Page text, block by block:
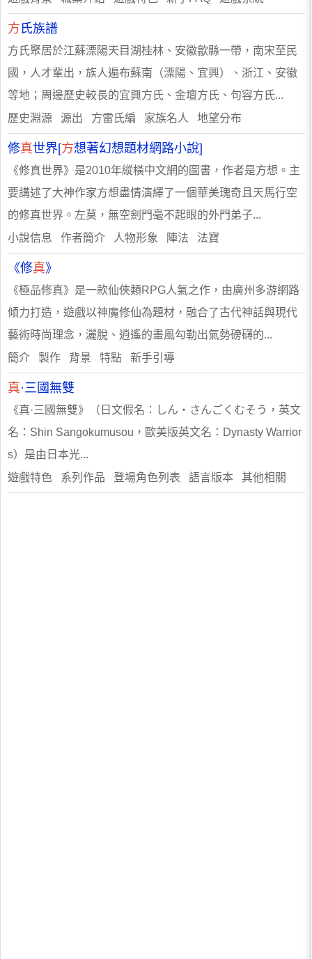
方 氏族譜
方氏聚居於江蘇溧陽天目湖桂林、安徽歙縣一帶，南宋至民
國，人才輩出，族人遍布蘇南（溧陽、宜興）、浙江、安徽
等地；周邊歷史較長的宜興方氏、金壇方氏、句容方氏...
歷史淵源 源出 方雷氏編 家族名人 地望分布
修真世界[方想著幻想題材網路小說]
《修真世界》是2010年縱橫中文網的圖書，作者是方想。主
要講述了大神作家方想盡情演繹了一個華美瑰奇且天馬行空
的修真世界。左莫，無空劍門毫不起眼的外門弟子...
小說信息 作者簡介 人物形象 陣法 法寶
《修真》
《極品修真》是一款仙俠類RPG人氣之作，由廣州多游網路
傾力打造，遊戲以神魔修仙為題材，融合了古代神話與現代
藝術時尚理念，灑脫、逍遙的畫風勾勒出氣勢磅礴的...
簡介 製作 背景 特點 新手引導
真·三國無雙
《真·三國無雙》（日文假名：しん・さんごくむそう，英文
名：Shin Sangokumusou，歐美版英文名：Dynasty Warrior
s）是由日本光...
遊戲特色 系列作品 登場角色列表 語言版本 其他相關